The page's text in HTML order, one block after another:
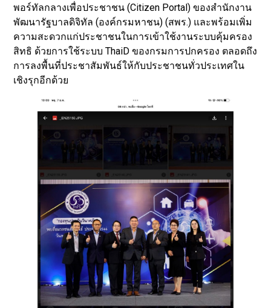
พอร์ทัลกลางเพื่อประชาชน (Citizen Portal) ของสำนักงาน
พัฒนารัฐบาลดิจิทัล (องค์กรมหาชน) (สพร.) และพร้อมเพิ่ม
ความสะดวกแก่ประชาชนในการเข้าใช้งานระบบคุ้มครอง
สิทธิ ด้วยการใช้ระบบ ThaiD ของกรมการปกครอง ตลอดถึง
การลงพื้นที่ประชาสัมพันธ์ให้กับประชาชนทั่วประเทศใน
เชิงรุกอีกด้วย